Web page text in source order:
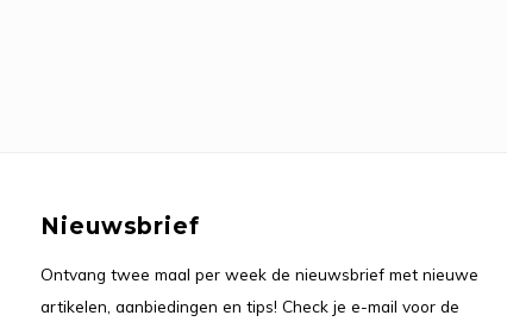
Nieuwsbrief
Ontvang twee maal per week de nieuwsbrief met nieuwe
artikelen, aanbiedingen en tips! Check je e-mail voor de